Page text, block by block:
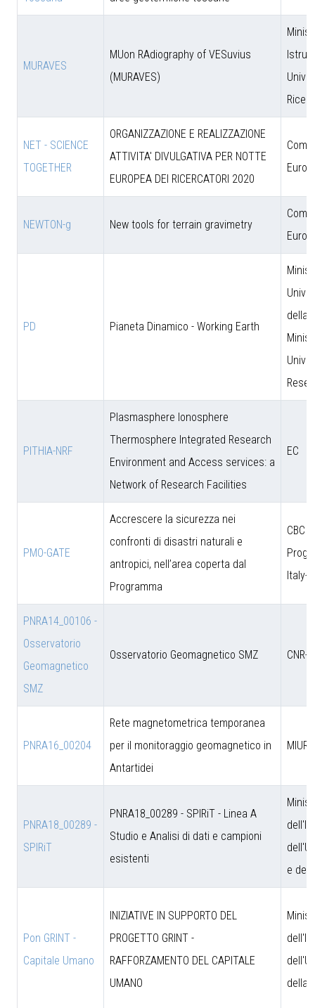
MURAVES
MUon RAdiography of VESuvius
(MURAVES)
NET - SCIENCE
TOGETHER
ORGANIZZAZIONE E REALIZZAZIONE
ATTIVITA' DIVULGATIVA PER NOTTE
EUROPEA DEI RICERCATORI 2020
NEWTON-g New tools for terrain gravimetry
PD Pianeta Dinamico - Working Earth
della
PITHIA-NRF
Plasmasphere Ionosphere
Thermosphere Integrated Research
Environment and Access services: a
Network of Research Facilities
EC
PMO-GATE
Accrescere la sicurezza nei
confronti di disastri naturali e
antropici, nell’area coperta dal
Programma
CBC
Italy-
PNRA14_00106 -
Osservatorio
Geomagnetico
SMZ
Osservatorio Geomagnetico SMZ CNR-
PNRA16_00204
Rete magnetometrica temporanea
per il monitoraggio geomagnetico in
Antartidei
MIUR
PNRA18_00289 -
SPIRiT
PNRA18_00289 - SPIRiT - Linea A
Studio e Analisi di dati e campioni
esistenti
e
Pon GRINT -
Capitale Umano
INIZIATIVE IN SUPPORTO DEL
PROGETTO GRINT -
RAFFORZAMENTO DEL CAPITALE
UMANO
della